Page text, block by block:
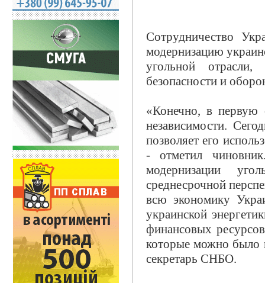
Сотрудничество
модернизацию
угольной отрасли,
безопасности и
«Конечно, в первую
независимости.
позволяет его
- отметил
модернизации
среднесрочной
всю экономику
украинской
финансовых
которые можно было
секретарь СНБО.